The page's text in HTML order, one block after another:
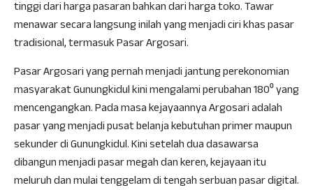
tinggi dari harga pasaran bahkan dari harga toko. Tawar
menawar secara langsung inilah yang menjadi ciri khas pasar
tradisional, termasuk Pasar Argosari.
Pasar Argosari yang pernah menjadi jantung perekonomian
masyarakat Gunungkidul kini mengalami perubahan 180⁰ yang
mencengangkan. Pada masa kejayaannya Argosari adalah
pasar yang menjadi pusat belanja kebutuhan primer maupun
sekunder di Gunungkidul. Kini setelah dua dasawarsa
dibangun menjadi pasar megah dan keren, kejayaan itu
meluruh dan mulai tenggelam di tengah serbuan pasar digital.